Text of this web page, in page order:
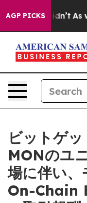
AGP PICKS
it Didn’t As war
ビットゲ
MONのユ
場に伴い
On-Chain